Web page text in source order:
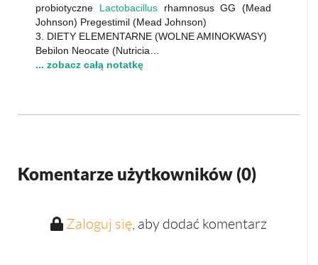
probiotyczne Lactobacillusrhamnosus GG (Mead
Johnson) Pregestimil (Mead Johnson)
3. DIETY ELEMENTARNE (WOLNE AMINOKWASY)
Bebilon Neocate (Nutricia…
... zobacz całą notatkę
Komentarze użytkowników (0)
Zaloguj się, aby dodać komentarz